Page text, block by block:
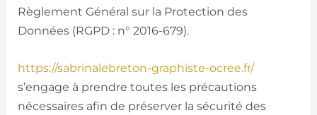
Règlement Général sur la Protection des
Données (RGPD : n° 2016-679).
https://sabrinalebreton-graphiste-ocree.fr/
s’engage à prendre toutes les précautions
nécessaires afin de préserver la sécurité des